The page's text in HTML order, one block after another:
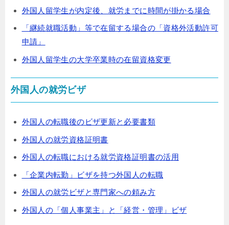
外国人留学生が内定後、就労までに時間が掛かる場合
「継続就職活動」等で在留する場合の「資格外活動許可
申請」
外国人留学生の大学卒業時の在留資格変更
外国人の就労ビザ
外国人の転職後のビザ更新と必要書類
外国人の就労資格証明書
外国人の転職における就労資格証明書の活用
「企業内転勤」ビザを持つ外国人の転職
外国人の就労ビザと専門家への頼み方
外国人の「個人事業主」と「経営・管理」ビザ